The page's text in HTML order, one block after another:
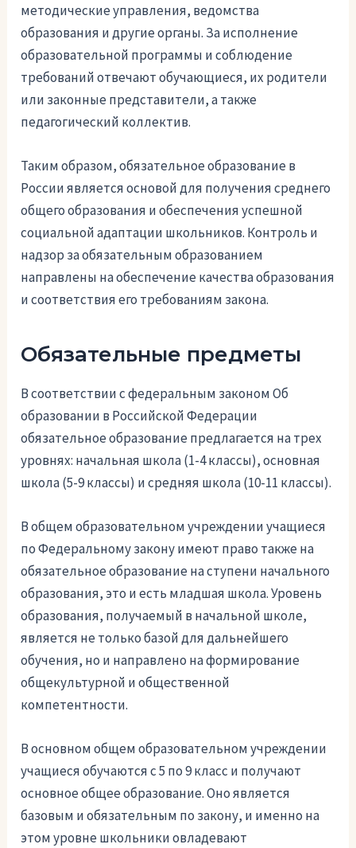
методические управления, ведомства
образования и другие органы. За исполнение
образовательной программы и соблюдение
требований отвечают обучающиеся, их родители
или законные представители, а также
педагогический коллектив.
Таким образом, обязательное образование в
России является основой для получения среднего
общего образования и обеспечения успешной
социальной адаптации школьников. Контроль и
надзор за обязательным образованием
направлены на обеспечение качества образования
и соответствия его требованиям закона.
Обязательные предметы
В соответствии с федеральным законом Об
образовании в Российской Федерации
обязательное образование предлагается на трех
уровнях: начальная школа (1-4 классы), основная
школа (5-9 классы) и средняя школа (10-11 классы).
В общем образовательном учреждении учащиеся
по Федеральному закону имеют право также на
обязательное образование на ступени начального
образования, это и есть младшая школа. Уровень
образования, получаемый в начальной школе,
является не только базой для дальнейшего
обучения, но и направлено на формирование
общекультурной и общественной
компетентности.
В основном общем образовательном учреждении
учащиеся обучаются с 5 по 9 класс и получают
основное общее образование. Оно является
базовым и обязательным по закону, и именно на
этом уровне школьники овладевают